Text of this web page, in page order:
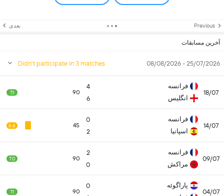
Previous بعدی
آخرین مسابقات
25/07/2026 - 08/08/2026
Didn't participate in 3 matches
18/07
فرانسه
انگلیس
4
6
90
7.1
14/07
فرانسه
اسپانیا
0
2
45
6.6
09/07
فرانسه
مراکش
2
0
90
7.0
04/07
پاراگوئه
0
90
7.1